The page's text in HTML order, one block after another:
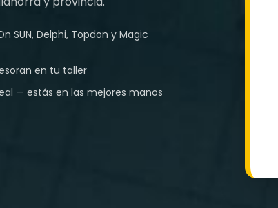
SUN, Delphi, Topdon y Magic
en tu taller
— estás en las mejores manos